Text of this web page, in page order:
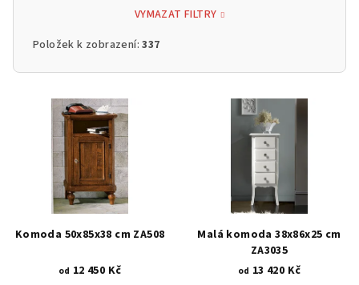
VYMAZAT FILTRY
Položek k zobrazení:337
Komoda 50x85x38 cm ZA508
od 12 450 Kč
Malá komoda 38x86x25 cm
ZA3035
od 13 420 Kč